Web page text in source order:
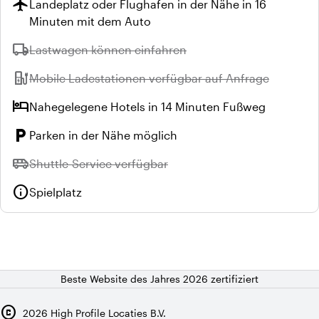
flightLandeplatz oder Flughafen in der Nähe in 16
Minuten mit dem Auto
local_shippingNicht verfügbar:
Lastwagen können einfahren
ev_stationNicht verfügbar:
Mobile Ladestationen verfügbar auf Anfrage
hotelNahegelegene Hotels in 14 Minuten Fußweg
local_parking Parken in der Nähe möglich
airport_shuttleNicht verfügbar:
Shuttle-Service verfügbar
infoSpielplatz
Beste Website des Jahres 2026 zertifiziert
copyright 2026 High Profile Locaties B.V.